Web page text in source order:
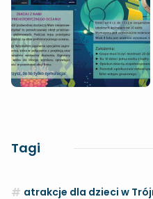
Tagi
atrakcje dla dzieci w